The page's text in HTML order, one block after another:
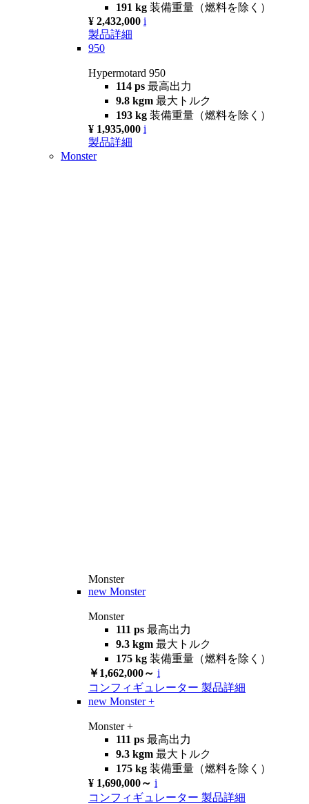
191 kg 装備重量（燃料を除く）
¥ 2,432,000 i
製品詳細
950
Hypermotard 950
114 ps 最高出力
9.8 kgm 最大トルク
193 kg 装備重量（燃料を除く）
¥ 1,935,000 i
製品詳細
Monster
Monster
new Monster
Monster
111 ps 最高出力
9.3 kgm 最大トルク
175 kg 装備重量（燃料を除く）
￥1,662,000～ i
コンフィギュレーター 製品詳細
new Monster +
Monster +
111 ps 最高出力
9.3 kgm 最大トルク
175 kg 装備重量（燃料を除く）
¥ 1,690,000～ i
コンフィギュレーター 製品詳細